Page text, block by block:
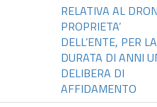
RELATIVA AL
PROPRIETA’
DELL’ENTE, PER LA
DURATA DI ANNI
DELIBERA DI
AFFIDAMENTO